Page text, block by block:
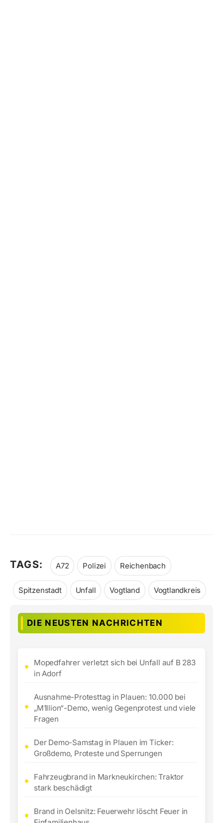
TAGS: A72 Polizei Reichenbach
Spitzenstadt Unfall Vogtland Vogtlandkreis
DIE NEUSTEN NACHRICHTEN
Mopedfahrer verletzt sich bei Unfall auf B 283
in Adorf
Ausnahme-Protesttag in Plauen: 10.000 bei
„M1llion“-Demo, wenig Gegenprotest und viele
Fragen
Der Demo-Samstag in Plauen im Ticker:
Großdemo, Proteste und Sperrungen
Fahrzeugbrand in Markneukirchen: Traktor
stark beschädigt
Brand in Oelsnitz: Feuerwehr löscht Feuer in